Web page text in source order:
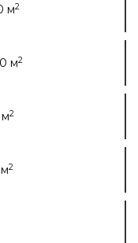
м2
м2
2
2